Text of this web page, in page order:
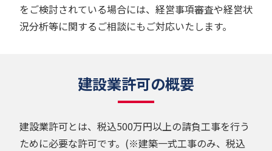
をご検討されている場合には、経営事項審査や経営状
況分析等に関するご相談にもご対応いたします。
建設業許可の概要
建設業許可とは、税込500万円以上の請負工事を行う
ために必要な許可です。(※建築一式工事のみ、税込